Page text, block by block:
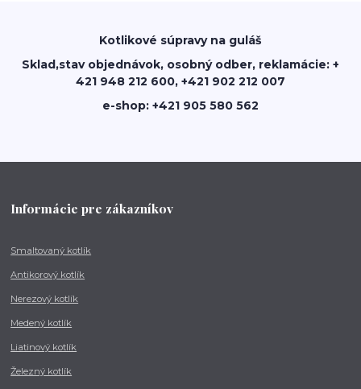
Kotlikové súpravy na guláš
Sklad,stav objednávok, osobný odber, reklamácie: +
421 948 212 600, +421 902 212 007
e-shop: +421 905 580 562
Informácie pre zákazníkov
Smaltovaný kotlík
Antikorový kotlík
Nerezový kotlík
Medený kotlík
Liatinový kotlík
Železný kotlík